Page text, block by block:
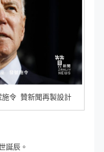
施令 贊新聞再製設計
誕辰。